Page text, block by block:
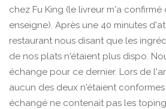
chez Fu King (le livreur m'a
enseigne). Après une 40 minutes
restaurant nous disant que les
de nos plats n'étaient plus dispo.
échange pour ce dernier. Lors de
aucun des deux n'étaient
échangé ne contenait pas les